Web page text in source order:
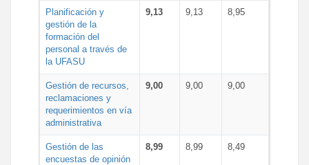
Planificación y
gestión de la
formación del
personal a través de
la UFASU
9,13 9,13 8,95
Gestión de recursos,
reclamaciones y
requerimientos en vía
administrativa
9,00 9,00 9,00
Gestión de las
encuestas de opinión
8,99 8,99 8,49